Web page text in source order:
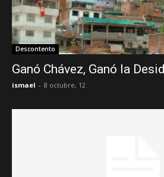
Descontento
Ganó Chávez, Ganó la
ismael - 8 octubre, 12